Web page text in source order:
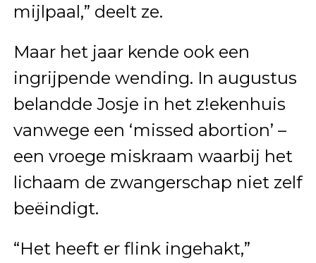
mijlpaal,” deelt ze.
Maar het jaar kende ook een
ingrijpende wending. In augustus
belandde Josje in het z!ekenhuis
vanwege een ‘missed abortion’ –
een vroege miskraam waarbij het
lichaam de zwangerschap niet zelf
beëindigt.
“Het heeft er flink ingehakt,”